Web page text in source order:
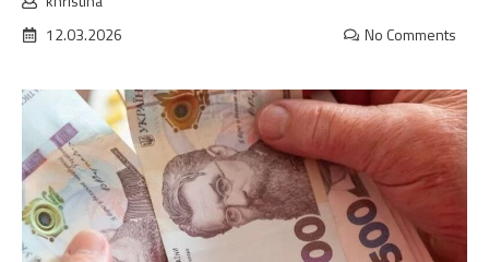
12.03.2026
No Comments